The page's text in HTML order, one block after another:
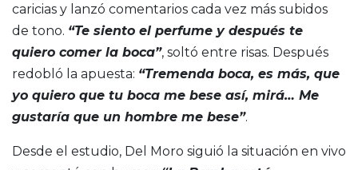
caricias y lanzó comentarios cada vez más subidos
de tono. “Te siento el perfume y después te
quiero comer la boca”, soltó entre risas. Después
redobló la apuesta: “Tremenda boca, es más, que
yo quiero que tu boca me bese así, mirá… Me
gustaría que un hombre me bese”.
Desde el estudio, Del Moro siguió la situación en vivo